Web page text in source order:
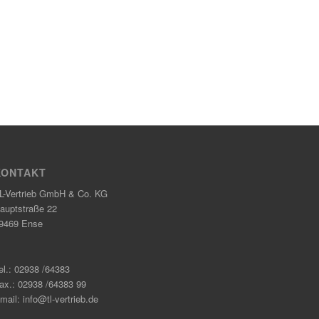
Vertrieb GmbH & Co. KG
22
Ense
02938 /64383
02938 /64383 99
info@tl-vertrieb.de